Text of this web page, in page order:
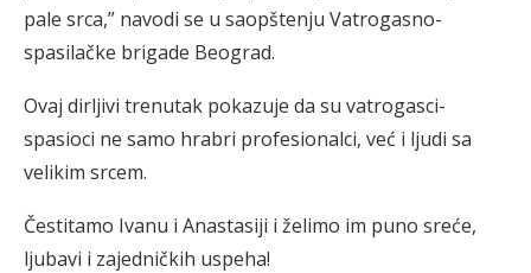
pale srca,” navodi se u saopštenju Vatrogasno-
spasilačke brigade Beograd.
Ovaj dirljivi trenutak pokazuje da su vatrogasci-
spasioci ne samo hrabri profesionalci, već i ljudi sa
velikim srcem.
Čestitamo Ivanu i Anastasiji i želimo im puno sreće,
ljubavi i zajedničkih uspeha!